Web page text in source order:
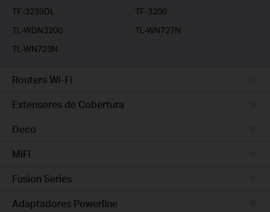
TF-3239DL
TF-3200
TL-WDN3200
TL-WN727N
TL-WN723N
Routers Wi-Fi
Extensores de Cobertura
Deco
MiFi
Fusion Series
Adaptadores Powerline